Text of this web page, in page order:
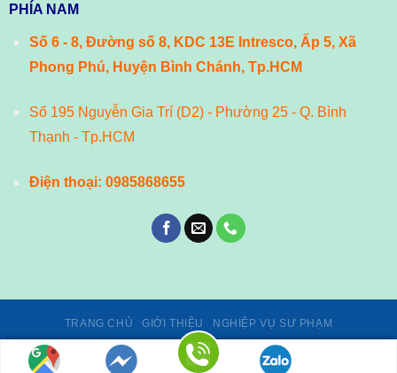
PHÍA NAM
Số 6 - 8, Đường số 8, KDC 13E Intresco, Ấp 5, Xã
Phong Phú, Huyện Bình Chánh, Tp.HCM
Số 195 Nguyễn Gia Trí (D2) - Phường 25 - Q. Bình
Thạnh - Tp.HCM
Điện thoại: 0985868655
TRANG CHỦ GIỚI THIỆU NGHIỆP VỤ SƯ PHẠM
Giấy phép số 02/GP-TTĐT, ngày 24/01/2014 của Cục Phát thanh,
truyền hình và Thông tin điện tử - Bộ Thông tin và Truyền thông.